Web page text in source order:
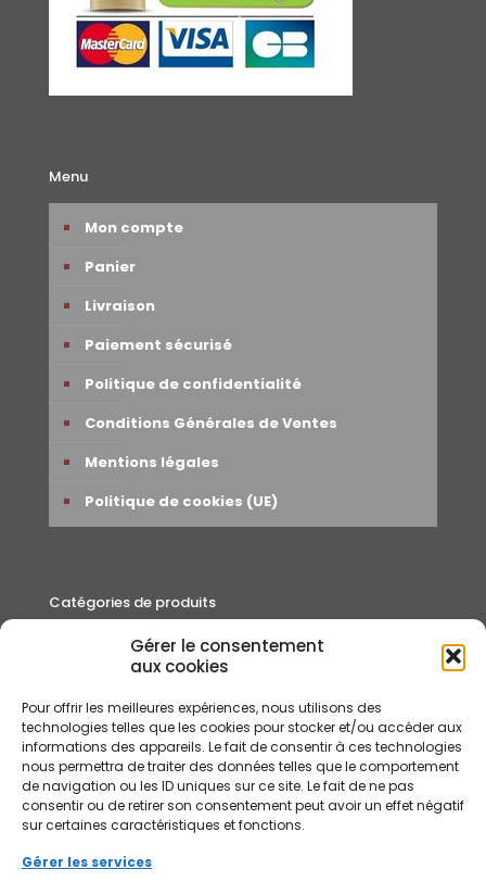
Gérer le consentement
aux cookies
Pour offrir les meilleures expériences, nous utilisons des
technologies telles que les cookies pour stocker et/ou accéder aux
informations des appareils. Le fait de consentir à ces technologies
nous permettra de traiter des données telles que le comportement
de navigation ou les ID uniques sur ce site. Le fait de ne pas
consentir ou de retirer son consentement peut avoir un effet négatif
sur certaines caractéristiques et fonctions.
Gérer les services
Menu
Mon compte
Panier
Livraison
Paiement sécurisé
Politique de confidentialité
Conditions Générales de Ventes
Mentions légales
Politique de cookies (UE)
Catégories de produits
Autour du thé
Rooibos et Infusions
Thés